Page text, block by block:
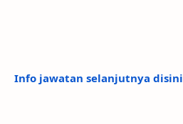
Info jawatan selanjutnya disini